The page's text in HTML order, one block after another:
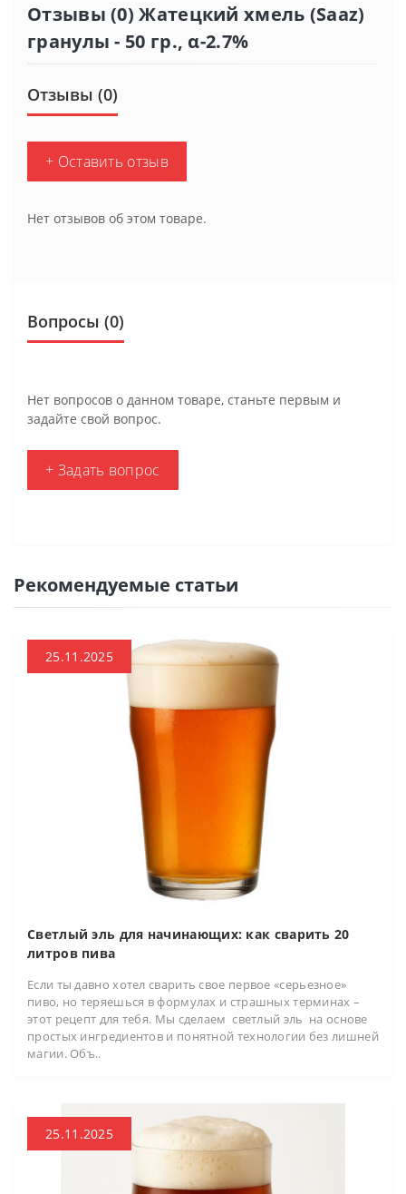
Отзывы (0) Жатецкий хмель (Saaz)
гранулы - 50 гр., α-2.7%
Отзывы (0)
+ Оставить отзыв
Нет отзывов об этом товаре.
Вопросы (0)
Нет вопросов о данном товаре, станьте первым и
задайте свой вопрос.
+ Задать вопрос
Рекомендуемые статьи
25.11.2025
Светлый эль для начинающих: как сварить 20
литров пива
Если ты давно хотел сварить свое первое «серьезное»
пиво, но теряешься в формулах и страшных терминах –
этот рецепт для тебя. Мы сделаем светлый эль на основе
простых ингредиентов и понятной технологии без лишней
магии. Объ..
25.11.2025